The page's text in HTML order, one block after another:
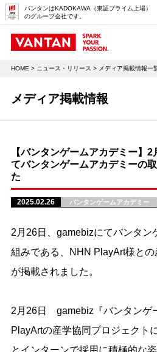
バンタンはKADOKAWA（東証プライム上場）
のグループ会社です。
HOME > ニュース・リリース > メディア掲載情報一
メディア掲載情報
【バンタンゲームアカデミー
てバンタンゲームアカデミーの
た
2025.02.26 バンタンゲームアカデミー
2月26日、gamebizにてバンタン
組みである、NHN PlayArt様との
が掲載されました。
2月26日 gamebiz『バンタンゲ
PlayArtの産学協同プロジェクト
とインターンで採用に積極的な